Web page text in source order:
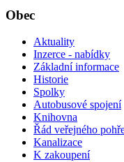
Obec
Aktuality
Inzerce - nabídky
Základní informace
Historie
Spolky
Autobusové spojení
Knihovna
Řád veřejného
Kanalizace
K zakoupení